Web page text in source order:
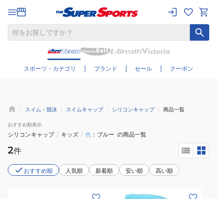
スポーツ・カテゴリ ブランド セール クーポン
さらに絞り込む
スイム・競泳 スイムキャップ シリコンキャップ 商品一覧
おすすめ順表示
シリコンキャップ / キッズ / 色 ブルー の商品一覧
2件
おすすめ順 人気順 新着順 安い順 高い順